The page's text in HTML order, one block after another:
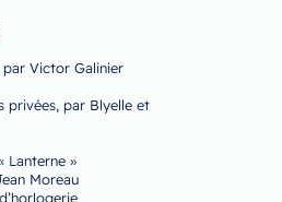
Victor Galinier
privées, par Blyelle et
Lanterne »
Moreau